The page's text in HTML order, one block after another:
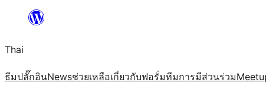
ยัง
เนื้อหา
Thai
ธีมปลั๊กอินNewsช่วยเหลือเกี่ยวกับฟอรั่มทีมการมีส่วนร่วม